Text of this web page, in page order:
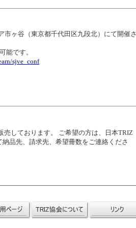
売しております。 ご希望の方は、日本TRIZ
品先、請求先、希望冊数をご連絡くださ
市ヶ谷（東京都千代田区九段北） にて開催さ
能です。
sjve_conf